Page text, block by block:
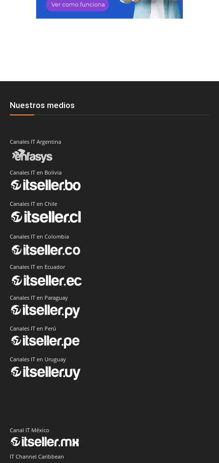
Nuestros medios
Canales IT Argentina
Canales IT en Bolivia
Canales IT en Chile
Canales IT en Colombia
Canales IT en Ecuador
Canales IT en Paraguay
Canales IT en Perú
Canales IT en Uruguay
Canal IT México
IT Channel Caribbean